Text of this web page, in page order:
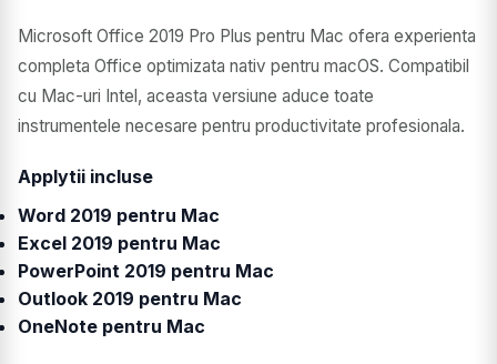
Microsoft Office 2019 Pro Plus pentru Mac ofera experienta
completa Office optimizata nativ pentru macOS. Compatibil
cu Mac-uri Intel, aceasta versiune aduce toate
instrumentele necesare pentru productivitate profesionala.
Applytii incluse
Word 2019 pentru Mac
Excel 2019 pentru Mac
PowerPoint 2019 pentru Mac
Outlook 2019 pentru Mac
OneNote pentru Mac